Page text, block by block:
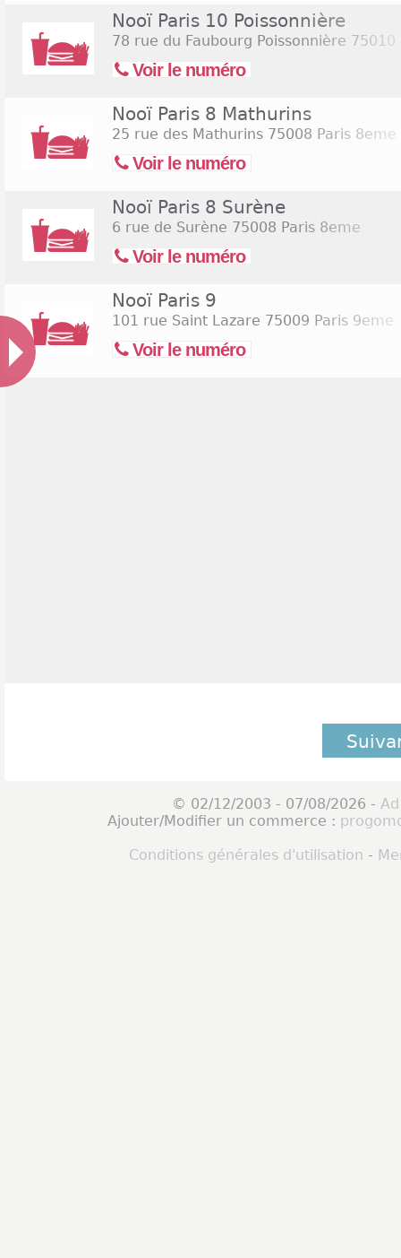
Nooï Paris 10 Poissonnière
78 rue du Faubourg Poissonnière 75010
Voir le numéro
Nooï Paris 8 Mathurins
25 rue des Mathurins 75008 Paris 8eme
Voir le numéro
Nooï Paris 8 Surène
6 rue de Surène 75008 Paris 8eme
Voir le numéro
Nooï Paris 9
101 rue Saint Lazare 75009 Paris 9eme
Voir le numéro
© 02/12/2003 - 07/08/2026 -
Ajouter/Modifier un commerce :
Conditions générales d'utilisation -